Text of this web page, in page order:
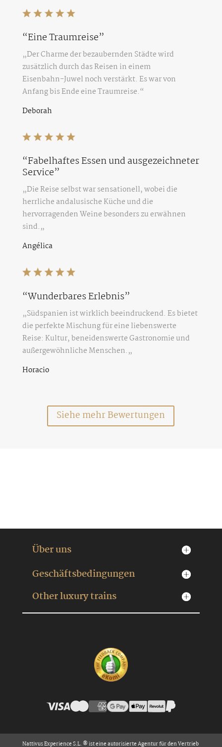
“Eine Traumreise”
„Der Charme der bezaubernden Städte wird
zusätzlich durch das Reisen in einem
Eisenbahn-Juwel noch verstärkt. Es war von
Anfang bis Ende eine Traumreise.“
Deborah
“Fabelhaftes Essen und ausgezeichneter
Service”
„Die Reise selbst war sensationell, wobei die
herrliche andalusische Küche und die
hervorragenden Weine besonders zu erwähnen
sind.„
Angélica
“Wunderbares Erlebnis”
„Südspanien ist wirklich beeindruckend. Es bietet
die perfekte Mischung für eine liebenswerte
Reise: Kultur, beneidenswerte Gastronomie und
außergewöhnliche Menschen.„
Horacio
Siehe mehr Bewertungen
Über uns
Geschäftsbedingungen
Other luxury trains
Nattivus Experience S.L. ® ist eine autorisierte Agentur für den Vertrieb